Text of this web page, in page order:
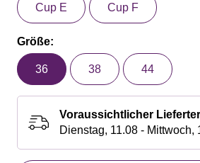
Cup E Cup F
Größe:
36 38 44
Voraussichtlicher
Dienstag, 11.08 - Mittwoch,